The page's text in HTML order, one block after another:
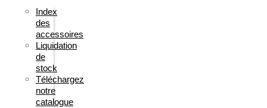
Index
des
accessoires
Liquidation
de
stock
Téléchargez
notre
catalogue